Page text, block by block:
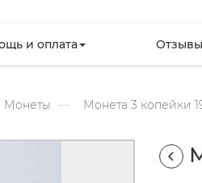
и оплата
Монеты Монета 3 копейки